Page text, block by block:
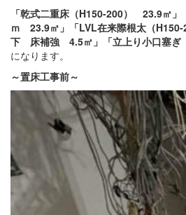
「乾式二重床（H150-200） 23.9㎡」
ｍ 23.9㎡」「LVL在来際根太（
下 床補強 4.5㎡」「立上り小口塞ぎ
になります。
～置床工事前～